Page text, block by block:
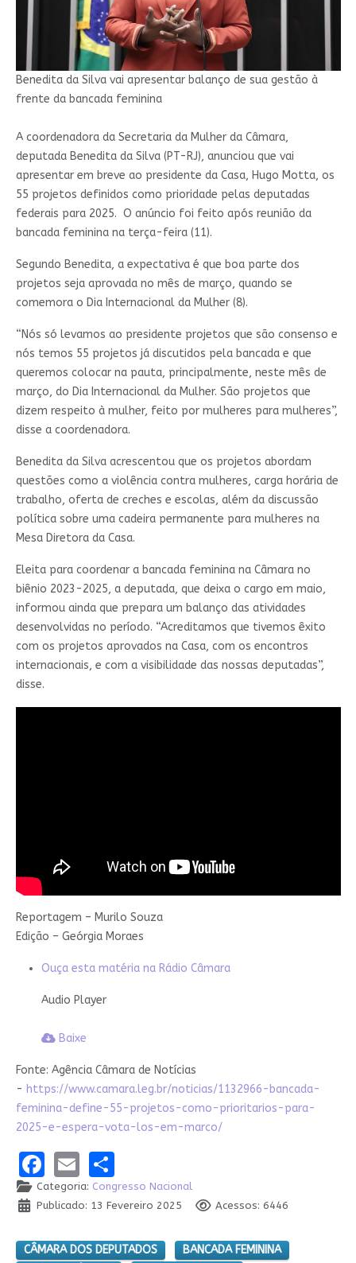
Benedita da Silva vai apresentar balanço de sua gestão à
frente da bancada feminina
A coordenadora da Secretaria da Mulher da Câmara,
deputada Benedita da Silva (PT-RJ), anunciou que vai
apresentar em breve ao presidente da Casa, Hugo Motta, os
55 projetos definidos como prioridade pelas deputadas
federais para 2025. O anúncio foi feito após reunião da
bancada feminina na terça-feira (11).
Segundo Benedita, a expectativa é que boa parte dos
projetos seja aprovada no mês de março, quando se
comemora o Dia Internacional da Mulher (8).
“Nós só levamos ao presidente projetos que são consenso e
nós temos 55 projetos já discutidos pela bancada e que
queremos colocar na pauta, principalmente, neste mês de
março, do Dia Internacional da Mulher. São projetos que
dizem respeito à mulher, feito por mulheres para mulheres”,
disse a coordenadora.
Benedita da Silva acrescentou que os projetos abordam
questões como a violência contra mulheres, carga horária de
trabalho, oferta de creches e escolas, além da discussão
política sobre uma cadeira permanente para mulheres na
Mesa Diretora da Casa.
Eleita para coordenar a bancada feminina na Câmara no
biênio 2023-2025, a deputada, que deixa o cargo em maio,
informou ainda que prepara um balanço das atividades
desenvolvidas no período. “Acreditamos que tivemos êxito
com os projetos aprovados na Casa, com os encontros
internacionais, e com a visibilidade das nossas deputadas”,
disse.
Reportagem – Murilo Souza
Edição – Geórgia Moraes
Áudio da matéria
Ouça esta matéria na Rádio Câmara
Audio Player
Baixe
Fonte: Agência Câmara de Notícias
- https://www.camara.leg.br/noticias/1132966-bancada-
feminina-define-55-projetos-como-prioritarios-para-
2025-e-espera-vota-los-em-marco/
Facebook
EmailShare
Categoria: Congresso Nacional
Publicado: 13 Fevereiro 2025
Acessos: 6446
CÂMARA DOS DEPUTADOS
BANCADA FEMININA